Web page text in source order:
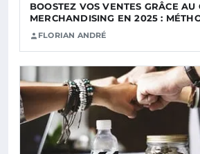
BOOSTEZ VOS VENTES GRÂCE AU
MERCHANDISING EN 2025 :
FLORIAN ANDRÉ